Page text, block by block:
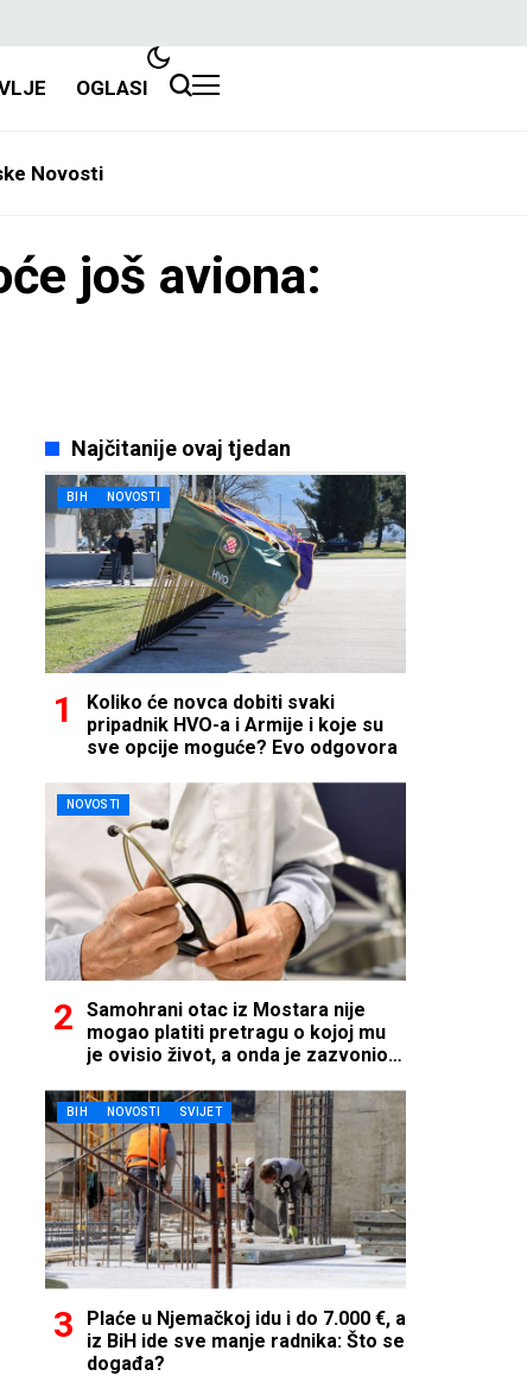
OGLASI
Novosti
još aviona:
Najčitanije ovaj tjedan
BIH NOVOSTI
Koliko će novca dobiti svaki
pripadnik HVO-a i Armije i koje su
sve opcije moguće? Evo odgovora
NOVOSTI
Samohrani otac iz Mostara nije
mogao platiti pretragu o kojoj mu
je ovisio život, a onda je zazvonio
BIH NOVOSTI SVIJET
Plaće u Njemačkoj idu i do 7.000 €, a
iz BiH ide sve manje radnika: Što se
događa?